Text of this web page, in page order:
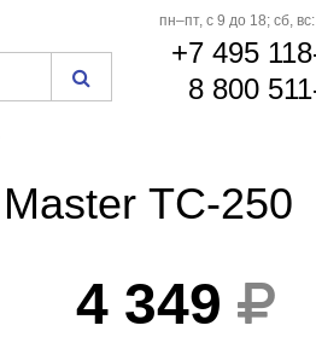
пн–пт, с 9 до 18; сб,
+7 495
8 800
ТС-250
4 349